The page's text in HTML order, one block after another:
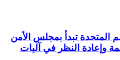
المتحدة تبدأ بمجلس الأمن
وإعادة النظر في آليات